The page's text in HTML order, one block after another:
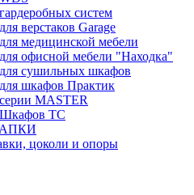
систем
верстаков Garage
медицинской мебели
офисной мебели "Находка"
сушильных шкафов
шкафов Практик
MASTER
ТС
цоколи и опоры